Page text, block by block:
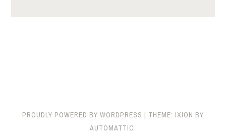
PROUDLY POWERED BY WORDPRESS
THEME: IXION BY
AUTOMATTIC.